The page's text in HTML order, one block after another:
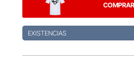
EXISTENCIAS